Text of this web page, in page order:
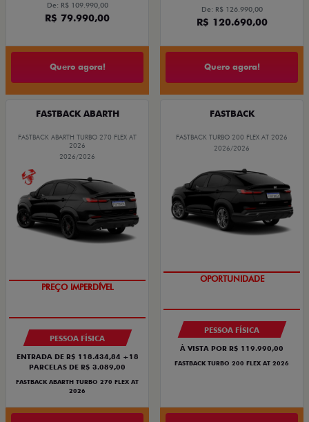
De: R$ 109.990,00
R$ 79.990,00
Quero agora!
De: R$ 126.990,00
R$ 120.690,00
Quero agora!
FASTBACK ABARTH
FASTBACK ABARTH TURBO 270 FLEX AT
2026
2026/2026
TAXA ZERO
PESSOA FÍSICA
ENTRADA DE R$ 118.434,84 +18
PARCELAS DE R$ 3.089,00
FASTBACK ABARTH TURBO 270 FLEX AT
2026
FASTBACK
FASTBACK TURBO 200 FLEX AT 2026
2026/2026
OPORTUNIDADE
PESSOA FÍSICA
À VISTA POR R$ 119.990,00
FASTBACK TURBO 200 FLEX AT 2026